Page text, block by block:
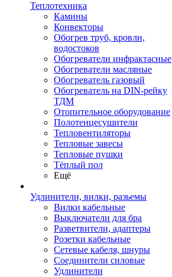
Теплотехника
Камины
Конвекторы
Обогрев труб, кровли,
водостоков
Обогреватели инфрактасные
Обогреватели масляные
Обогреватель газовый
Обогреватель на DIN-рейку
ТДМ
Отопительное оборудование
Полотенцесушители
Тепловентиляторы
Тепловые завесы
Тепловые пушки
Тёплый пол
Ещё
Удлинители, вилки, разьемы
Вилки кабельные
Выключатели для бра
Разветвители, адаптеры
Розетки кабельные
Сетевые кабеля, шнуры
Соединители силовые
Удлинители